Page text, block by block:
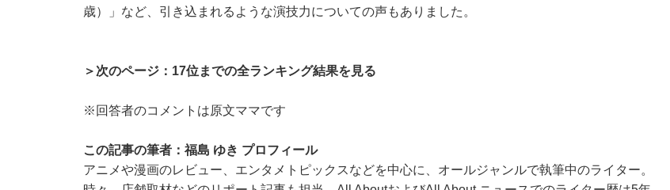
歳）」など、引き込まれるような演技力についての声もありました。
＞次のページ：17位までの全ランキング結果を見る
※回答者のコメントは原文ママです
この記事の筆者：福島 ゆき プロフィール
アニメや漫画のレビュー、エンタメトピックスなどを中心に、オールジャンルで執筆中のライター。